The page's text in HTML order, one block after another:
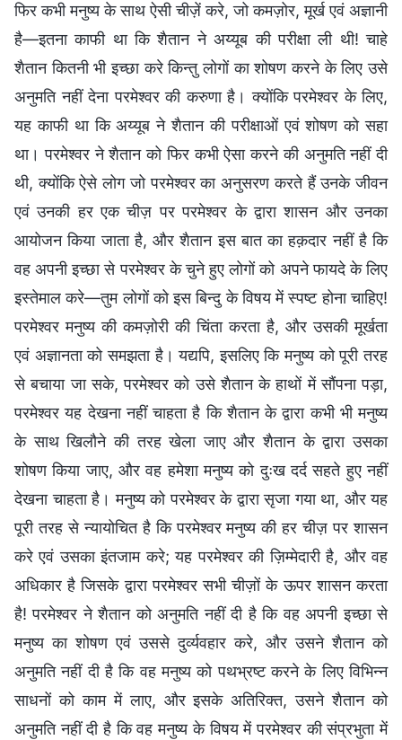
फिर कभी मनुष्य के साथ ऐसी चीज़ें करे, जो कमज़ोर, मूर्ख एवं अज्ञानी
है—इतना काफी था कि शैतान ने अय्यूब की परीक्षा ली थी! चाहे
शैतान कितनी भी इच्छा करे किन्तु लोगों का शोषण करने के लिए उसे
अनुमति नहीं देना परमेश्वर की करुणा है। क्योंकि परमेश्वर के लिए,
यह काफी था कि अय्यूब ने शैतान की परीक्षाओं एवं शोषण को सहा
था। परमेश्वर ने शैतान को फिर कभी ऐसा करने की अनुमति नहीं दी
थी, क्योंकि ऐसे लोग जो परमेश्वर का अनुसरण करते हैं उनके जीवन
एवं उनकी हर एक चीज़ पर परमेश्वर के द्वारा शासन और उनका
आयोजन किया जाता है, और शैतान इस बात का हक़दार नहीं है कि
वह अपनी इच्छा से परमेश्वर के चुने हुए लोगों को अपने फायदे के लिए
इस्तेमाल करे—तुम लोगों को इस बिन्दु के विषय में स्पष्ट होना चाहिए!
परमेश्वर मनुष्य की कमज़ोरी की चिंता करता है, और उसकी मूर्खता
एवं अज्ञानता को समझता है। यद्यपि, इसलिए कि मनुष्य को पूरी तरह
से बचाया जा सके, परमेश्वर को उसे शैतान के हाथों में सौंपना पड़ा,
परमेश्वर यह देखना नहीं चाहता है कि शैतान के द्वारा कभी भी मनुष्य
के साथ खिलौने की तरह खेला जाए और शैतान के द्वारा उसका
शोषण किया जाए, और वह हमेशा मनुष्य को दुःख दर्द सहते हुए नहीं
देखना चाहता है। मनुष्य को परमेश्वर के द्वारा सृजा गया था, और यह
पूरी तरह से न्यायोचित है कि परमेश्वर मनुष्य की हर चीज़ पर शासन
करे एवं उसका इंतजाम करे; यह परमेश्वर की ज़िम्मेदारी है, और वह
अधिकार है जिसके द्वारा परमेश्वर सभी चीज़ों के ऊपर शासन करता
है! परमेश्वर ने शैतान को अनुमति नहीं दी है कि वह अपनी इच्छा से
मनुष्य का शोषण एवं उससे दुर्व्यवहार करे, और उसने शैतान को
अनुमति नहीं दी है कि वह मनुष्य को पथभ्रष्ट करने के लिए विभिन्न
साधनों को काम में लाए, और इसके अतिरिक्त, उसने शैतान को
अनुमति नहीं दी है कि वह मनुष्य के विषय में परमेश्वर की संप्रभुता में